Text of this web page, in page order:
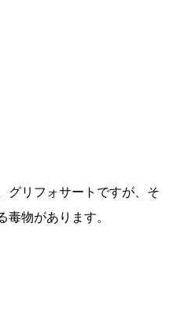
グリフォサートですが、そ
毒物があります。